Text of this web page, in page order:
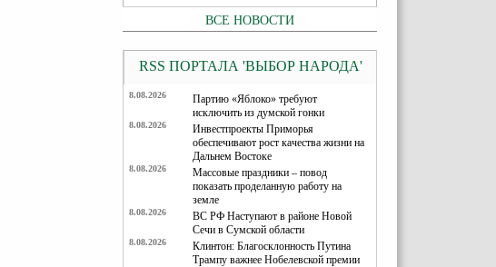
ВСЕ НОВОСТИ
RSS ПОРТАЛА 'ВЫБОР НАРОДА'
8.08.2026
Партию «Яблоко» требуют
исключить из думской гонки
8.08.2026
Инвестпроекты Приморья
обеспечивают рост качества жизни на
Дальнем Востоке
8.08.2026
Массовые праздники – повод
показать проделанную работу на
земле
8.08.2026
ВС РФ Наступают в районе Новой
Сечи в Сумской области
8.08.2026
Клинтон: Благосклонность Путина
Трампу важнее Нобелевской премии